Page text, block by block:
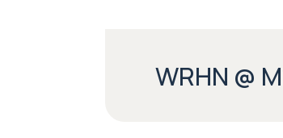
WRHN @